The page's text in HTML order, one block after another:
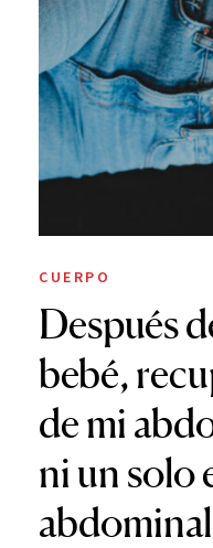
CUERPO
Después
bebé,
de mi
ni un solo
abdominal